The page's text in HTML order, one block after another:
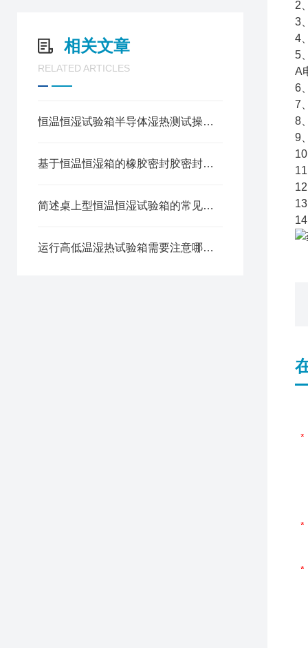
相关文章
RELATED ARTICLES
恒温恒湿试验箱半导体湿热测试操作规程
基于恒温恒湿箱的橡胶密封胶密封可靠性测试方法
简述桌上型恒温恒湿试验箱的常见故障相应解决方法
运行高低温湿热试验箱需要注意哪些安全问题
2
3
4
5
A
6
7
8
9